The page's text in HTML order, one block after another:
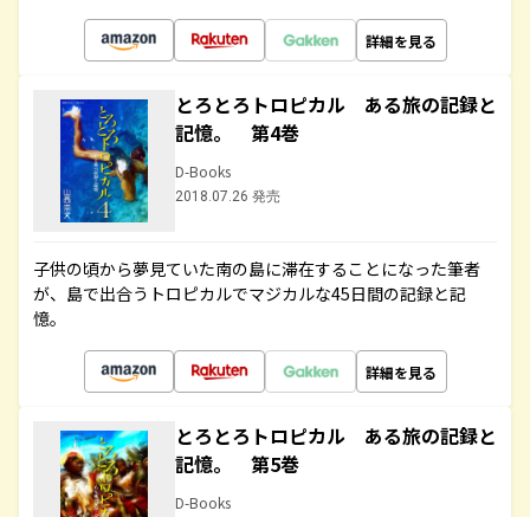
詳細を見る
とろとろトロピカル ある旅の記録と
記憶。 第4巻
D-Books
2018.07.26 発売
子供の頃から夢見ていた南の島に滞在することになった筆者
が、島で出合うトロピカルでマジカルな45日間の記録と記
憶。
詳細を見る
とろとろトロピカル ある旅の記録と
記憶。 第5巻
D-Books